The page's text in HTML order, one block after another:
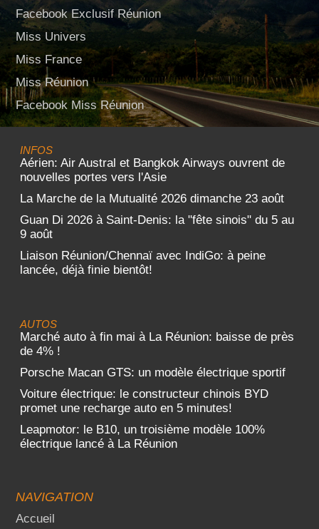
Facebook Exclusif Réunion
Miss Univers
Miss France
Miss Réunion
Facebook Miss Réunion
INFOS
Aérien: Air Austral et Bangkok Airways ouvrent de
nouvelles portes vers l'Asie
La Marche de la Mutualité 2026 dimanche 23 août
Guan Di 2026 à Saint-Denis: la "fête sinois" du 5 au
9 août
Liaison Réunion/Chennaï avec IndiGo: à peine
lancée, déjà finie bientôt!
AUTOS
Marché auto à fin mai à La Réunion: baisse de près
de 4% !
Porsche Macan GTS: un modèle électrique sportif
Voiture électrique: le constructeur chinois BYD
promet une recharge auto en 5 minutes!
Leapmotor: le B10, un troisième modèle 100%
électrique lancé à La Réunion
NAVIGATION
Accueil